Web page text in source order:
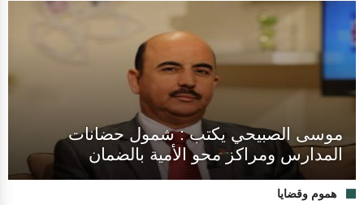
موسى الصبيحي يكتب : شمول حضانات
المدارس ومراكز محو الأمية بالضمان
هموم وقضايا